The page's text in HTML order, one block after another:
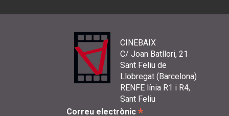
CINEBAIX
C/ Joan Batllori, 21
Sant Feliu de
Llobregat (Barcelona)
RENFE línia R1 i R4,
Sant Feliu
Correu electrònic *